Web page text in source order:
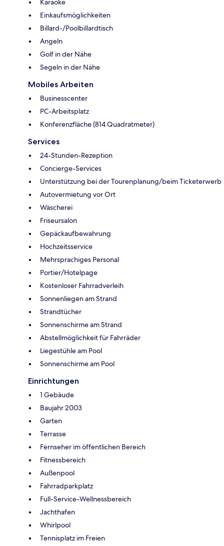
Karaoke
Einkaufsmöglichkeiten
Billard-/Poolbillardtisch
Angeln
Golf in der Nähe
Segeln in der Nähe
Mobiles Arbeiten
Businesscenter
PC-Arbeitsplatz
Konferenzfläche (814 Quadratmeter)
Services
24-Stunden-Rezeption
Concierge-Services
Unterstützung bei der Tourenplanung/beim Ticketerwerb
Autovermietung vor Ort
Wäscherei
Friseursalon
Gepäckaufbewahrung
Hochzeitsservice
Mehrsprachiges Personal
Portier/Hotelpage
Kostenloser Fahrradverleih
Sonnenliegen am Strand
Strandtücher
Sonnenschirme am Strand
Abstellmöglichkeit für Fahrräder
Liegestühle am Pool
Sonnenschirme am Pool
Einrichtungen
1 Gebäude
Baujahr 2003
Garten
Terrasse
Fernseher im öffentlichen Bereich
Fitnessbereich
Außenpool
Fahrradparkplatz
Full-Service-Wellnessbereich
Jachthafen
Whirlpool
Tennisplatz im Freien